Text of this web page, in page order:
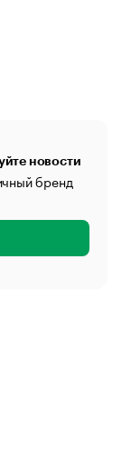
новости
бренд